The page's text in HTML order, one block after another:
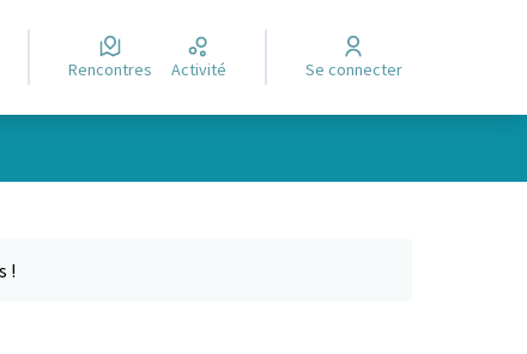
Rencontres Activité Se connecter
!